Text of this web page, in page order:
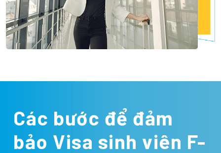
Các bước để đảm
bảo Visa sinh viên F-